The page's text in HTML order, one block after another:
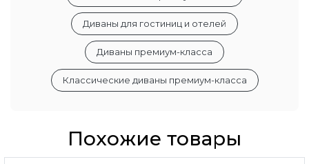
Диваны для гостиниц и отелей
Диваны премиум-класса
Классические диваны премиум-класса
Похожие товары